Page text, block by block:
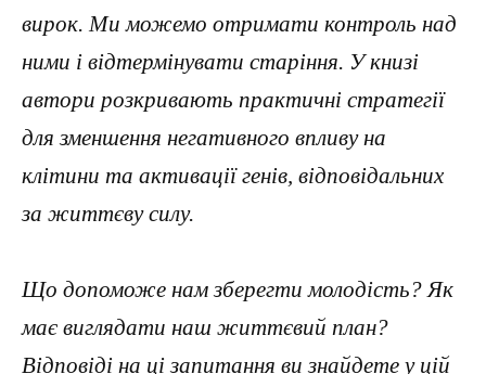
вирок. Ми можемо отримати контроль над
ними і відтермінувати старіння. У книзі
автори розкривають практичні стратегії
для зменшення негативного впливу на
клітини та активації генів, відповідальних
за життєву силу.
Що допоможе нам зберегти молодість? Як
має виглядати наш життєвий план?
Відповіді на ці запитання ви знайдете у цій